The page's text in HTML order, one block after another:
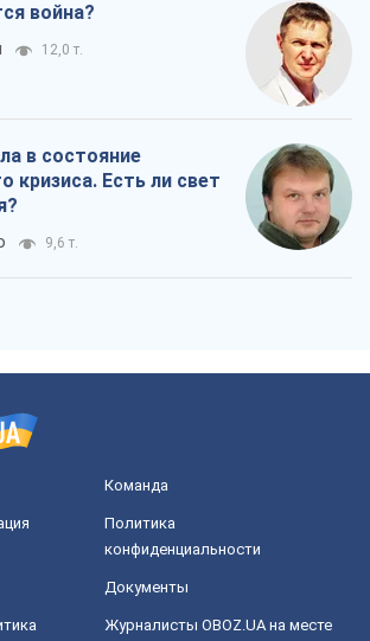
война?
12,0 т.
в состояние
кризиса. Есть ли свет
9,6 т.
Команда
Политика
конфиденциальности
Документы
Журналисты OBOZ.UA на месте